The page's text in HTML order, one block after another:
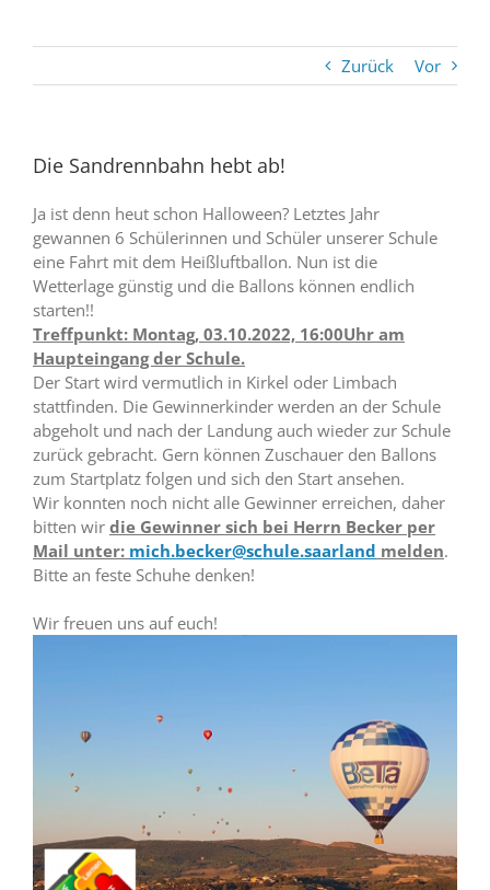
Zurück Vor
Die Sandrennbahn hebt ab!
Ja ist denn heut schon Halloween? Letztes Jahr
gewannen 6 Schülerinnen und Schüler unserer Schule
eine Fahrt mit dem Heißluftballon. Nun ist die
Wetterlage günstig und die Ballons können endlich
starten!!
Treffpunkt: Montag, 03.10.2022, 16:00Uhr am
Haupteingang der Schule.
Der Start wird vermutlich in Kirkel oder Limbach
stattfinden. Die Gewinnerkinder werden an der Schule
abgeholt und nach der Landung auch wieder zur Schule
zurück gebracht. Gern können Zuschauer den Ballons
zum Startplatz folgen und sich den Start ansehen.
Wir konnten noch nicht alle Gewinner erreichen, daher
bitten wir die Gewinner sich bei Herrn Becker per
Mail unter: mich.becker@schule.saarland melden.
Bitte an feste Schuhe denken!
Wir freuen uns auf euch!